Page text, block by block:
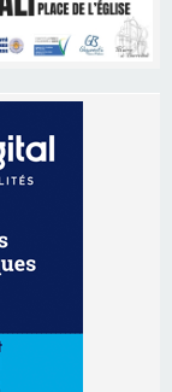
à Cruculi le
une